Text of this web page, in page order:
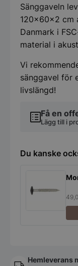
Få en
Lägg till i
Sänggaveln
120x60x2 cm
Danmark i
material i
Vi
sänggavel för
livslängd!
Du kanske
Hemleverans